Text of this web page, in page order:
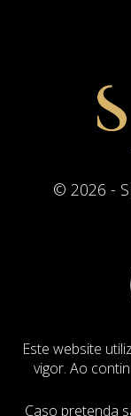
Este website
vigor. Ao
Caso pretenda
© 2026 -
Termos e